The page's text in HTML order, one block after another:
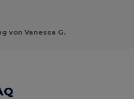
von Vanessa G.